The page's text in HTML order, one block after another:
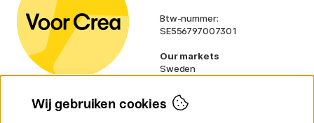
Btw-nummer:
SE556797007301
Our markets
Sweden
Denmark
Finland
Wij gebruiken cookies